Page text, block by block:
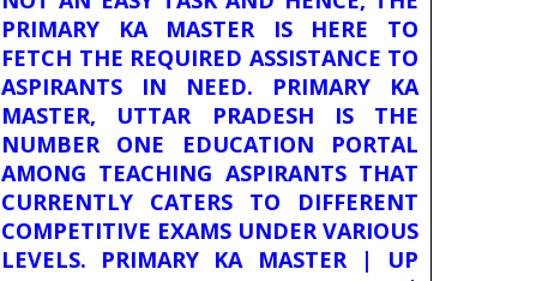
PRIMARY KA MASTER IS HERE TO
FETCH THE REQUIRED ASSISTANCE TO
ASPIRANTS IN NEED. PRIMARY KA
MASTER, UTTAR PRADESH IS THE
NUMBER ONE EDUCATION PORTAL
AMONG TEACHING ASPIRANTS THAT
CURRENTLY CATERS TO DIFFERENT
COMPETITIVE EXAMS UNDER VARIOUS
LEVELS. PRIMARY KA MASTER | UP